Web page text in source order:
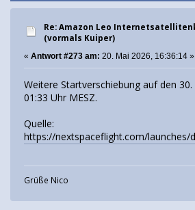
Re: Amazon Leo
(vormals Kuiper)
« Antwort #273 am: 20. Mai 2026, 16:36:14 »
Weitere Startverschiebung auf den
01:33 Uhr MESZ.
Quelle:
https://nextspaceflight.com/launches/
Grüße Nico